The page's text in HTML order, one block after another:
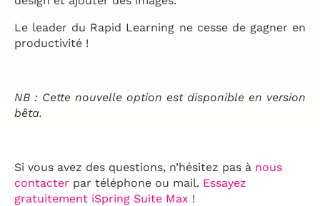
Le leader du Rapid Learning ne cesse de gagner en
productivité !
NB : Cette nouvelle option est disponible en version
bêta.
Si vous avez des questions, n’hésitez pas à nous
contacter par téléphone ou mail. Essayez
gratuitement iSpring Suite Max !